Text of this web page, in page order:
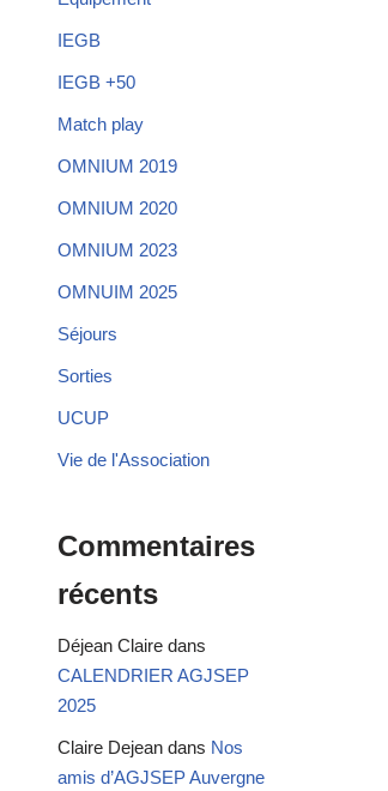
IEGB
IEGB +50
Match play
OMNIUM 2019
OMNIUM 2020
OMNIUM 2023
OMNUIM 2025
Séjours
Sorties
UCUP
Vie de l'Association
Commentaires
récents
Déjean Claire dans
CALENDRIER AGJSEP
2025
Claire Dejean dans Nos
amis d’AGJSEP Auvergne